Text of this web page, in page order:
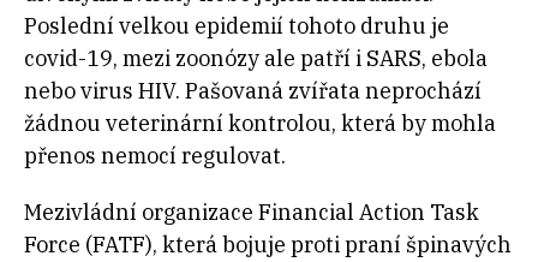
Poslední velkou epidemií tohoto druhu je
covid-19, mezi zoonózy ale patří i SARS, ebola
nebo virus HIV. Pašovaná zvířata neprochází
žádnou veterinární kontrolou, která by mohla
přenos nemocí regulovat.
Mezivládní organizace Financial Action Task
Force (FATF), která bojuje proti praní špinavých